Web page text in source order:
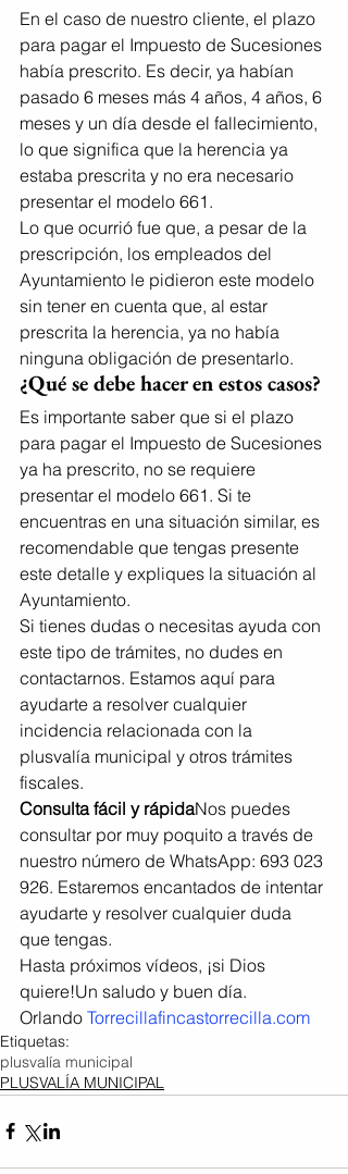
En el caso de nuestro cliente, el plazo
para pagar el Impuesto de Sucesiones
había prescrito. Es decir, ya habían
pasado 6 meses más 4 años, 4 años, 6
meses y un día desde el fallecimiento,
lo que significa que la herencia ya
estaba prescrita y no era necesario
presentar el modelo 661.
Lo que ocurrió fue que, a pesar de la
prescripción, los empleados del
Ayuntamiento le pidieron este modelo
sin tener en cuenta que, al estar
prescrita la herencia, ya no había
ninguna obligación de presentarlo.
¿Qué se debe hacer en estos casos?
Es importante saber que si el plazo
para pagar el Impuesto de Sucesiones
ya ha prescrito, no se requiere
presentar el modelo 661. Si te
encuentras en una situación similar, es
recomendable que tengas presente
este detalle y expliques la situación al
Ayuntamiento.
Si tienes dudas o necesitas ayuda con
este tipo de trámites, no dudes en
contactarnos. Estamos aquí para
ayudarte a resolver cualquier
incidencia relacionada con la
plusvalía municipal y otros trámites
fiscales.
Consulta fácil y rápidaNos puedes
consultar por muy poquito a través de
nuestro número de WhatsApp: 693 023
926. Estaremos encantados de intentar
ayudarte y resolver cualquier duda
que tengas.
Hasta próximos vídeos, ¡si Dios
quiere!Un saludo y buen día.
Orlando Torrecillafincastorrecilla.com
Etiquetas:
plusvalía municipal
PLUSVALÍA MUNICIPAL